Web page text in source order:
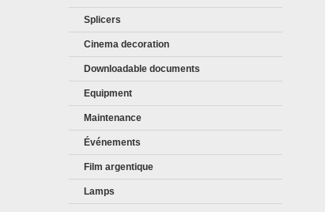
Splicers
Cinema decoration
Downloadable documents
Equipment
Maintenance
Événements
Film argentique
Lamps